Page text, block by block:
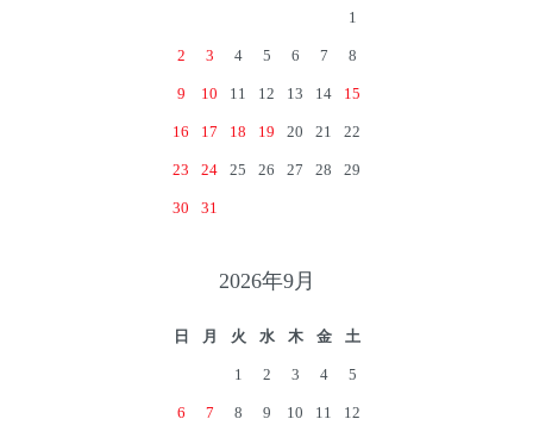
1
2 3 4 5 6 7 8
9 10 11 12 13 14 15
16 17 18 19 20 21 22
23 24 25 26 27 28 29
30 31
2026年9月
日 月 火 水 木 金 土
1 2 3 4 5
6 7 8 9 10 11 12